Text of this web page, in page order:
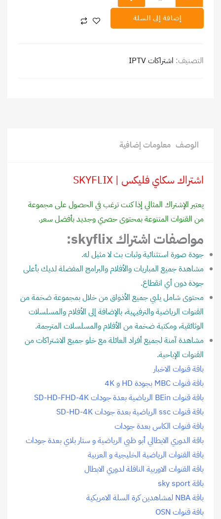
|
SKYFLIX
إضافة إلى السلة
التصنيف: اشتراكات IPTV
الوصف معلومات إضافية
اشتراك سكاي فليكس | SKYFLIX
يعتبر الإشتراك المثالي إذا كنت ترغب في الحصول على مجموعة
من القنوات المتنوعة بمحتوى حصري وجديد بأفضل سعر.
مواصفات اشتراك skyflix:
جودة صورة استثنائية وثبات بث لا مثيل له.
مشاهدة جميع المباريات والأفلام والبرامج المفضلة لديك بأعلى
جودة دون أي انقطاع.
محتوى شامل يلبي جميع الأذواق من خلال بمجموعة ضخمة من
القنوات الرياضية والترفيهية، بالإضافة إلى الأفلام والمسلسلات
الوثائقية، ومكتبة ضخمة من الأفلام والمسلسلات المترجمة.
مشاهدة آمنة لجميع أفراد العائلة مع خلو جميع الاشتراكات من
القنوات الإباحية.
باقة قنوات الاخبار
باقة قنوات MBC بجودة HD و 4K
باقة قنوات BEin الرياضية بعدة جودات SD-HD-FHD-4K
باقة قنوات ssc الرياضية بعدة جودات SD-HD-4K
باقة قنوات الكاس بعدة جودات
باقة الدوري الايطالي أبو ظبي الرياضية و ستار بلاي بعدة جودات
باقة القنوات الرياضية الخليجية و العربية
باقة القنوات الاوربية الناقلة لدوري الابطال
باقة sky sport
باقة NBA لمشاهدين كرة السلة الامريكية
باقة قنوات OSN